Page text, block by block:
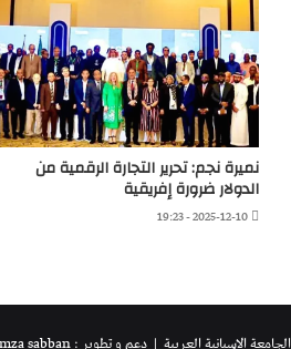
نميرة نجم: تحرير التجارة الرقمية من
الدولار ضرورة إفريقية
2025-12-10 - 19:23